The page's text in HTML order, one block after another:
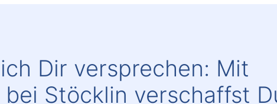
Dir versprechen: Mit
bei Stöcklin verschaffst